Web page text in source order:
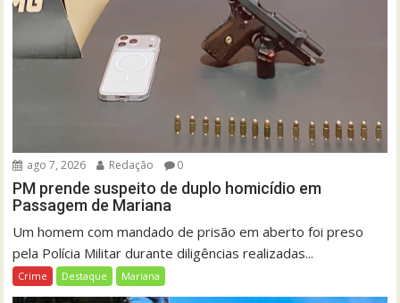
ago 7, 2026 Redação 0
PM prende suspeito de duplo homicídio em
Passagem de Mariana
Um homem com mandado de prisão em aberto foi preso
pela Polícia Militar durante diligências realizadas...
Crime Destaque Mariana